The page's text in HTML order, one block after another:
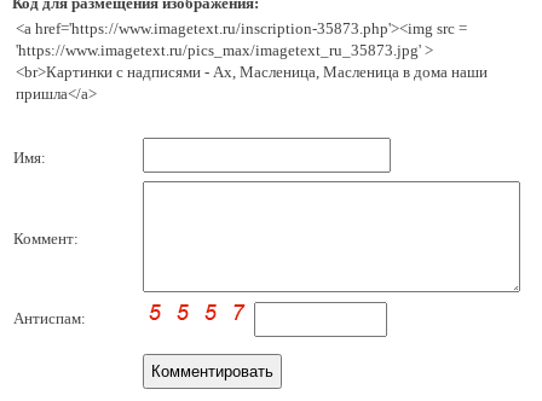
<a href='https://www.imagetext.ru/inscription-35873.php'><img src =
'https://www.imagetext.ru/pics_max/imagetext_ru_35873.jpg' >
<br>Картинки с надписями - Ах, Масленица, Масленица в дома наши
пришла</a>
Имя:
Коммент:
Антиспам: